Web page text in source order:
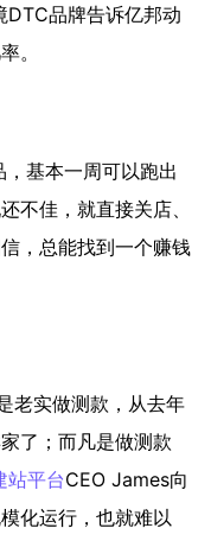
DTC品牌告诉亿邦动
。
基本一周可以跑出
不佳，就直接关店、
，总能找到一个赚钱
老实做测款，从去年
了；而凡是做测款
站平台CEO James向
化运行，也就难以